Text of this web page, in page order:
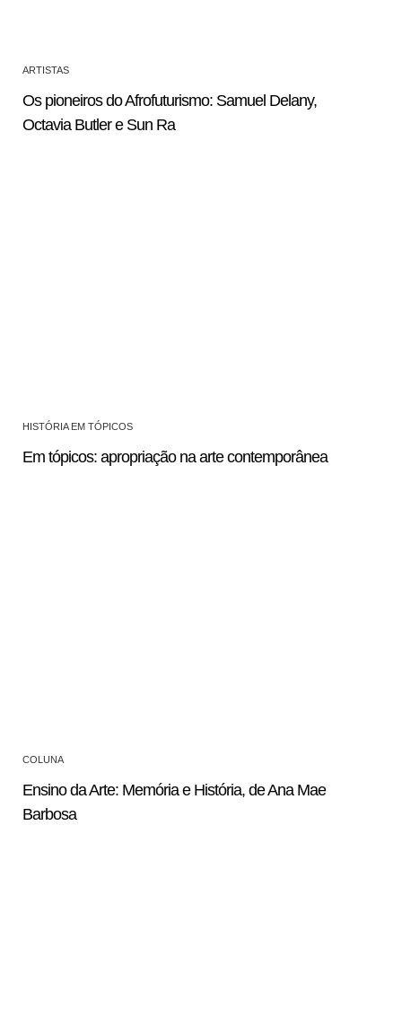
ARTISTAS
Os pioneiros do Afrofuturismo: Samuel Delany,
Octavia Butler e Sun Ra
HISTÓRIA EM TÓPICOS
Em tópicos: apropriação na arte contemporânea
COLUNA
Ensino da Arte: Memória e História, de Ana Mae
Barbosa